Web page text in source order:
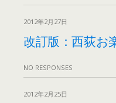
2012年2月27日
改訂版：西荻お
NO RESPONSES
2012年2月25日